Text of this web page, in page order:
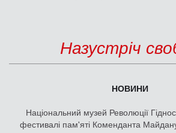
Назустріч
НОВИНИ
Національний музей Революції
фестивалі пам'яті Коменданта